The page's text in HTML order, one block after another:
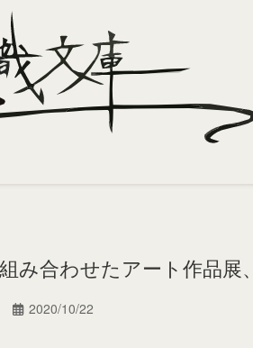
み合わせたアート作品展
2020/10/22